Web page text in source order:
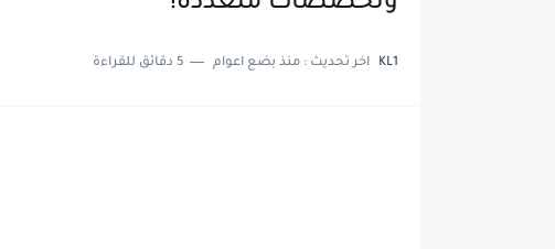
KL1 اخر تحديث : منذ بضع اعوام 5 دقائق للقراءة